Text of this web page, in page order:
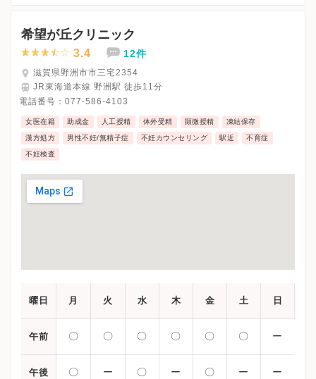
希望が丘クリニック
3.4 12件
滋賀県野洲市市三宅2354
JR東海道本線 野洲駅 徒歩11分
電話番号： 077-586-4103
女医在籍 助成金 人工授精 体外受精 顕微授精 凍結保存
漢方処方 男性不妊/無精子症 不妊カウンセリング 駅近 不育症
不妊検査
曜日 月 火 水 木 金 土 日
午前 〇 〇 〇 〇 〇 〇 ー
午後 〇 ー 〇 ー 〇 ー ー